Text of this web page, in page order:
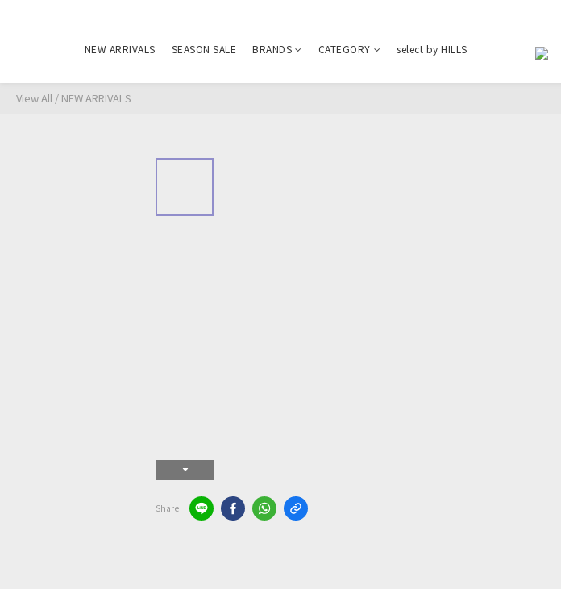
NEW ARRIVALS SEASON SALE BRANDS CATEGORY select by HILLS
View All / NEW ARRIVALS
Share